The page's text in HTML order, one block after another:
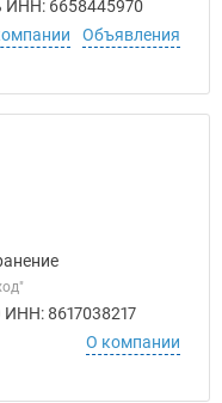
ИНН: 6658445970
Объявления
8617038217
О компании